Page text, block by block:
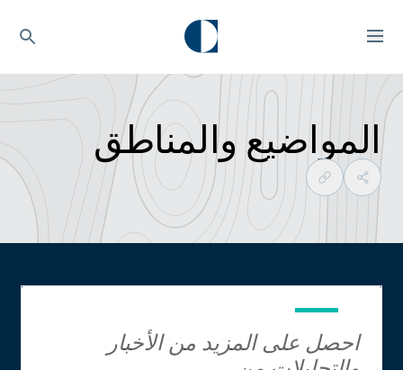
المواضيع والمناطق
احصل على المزيد من الأخبار